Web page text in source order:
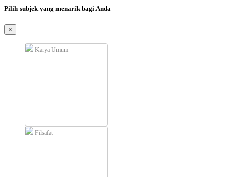
Pilih subjek yang menarik bagi Anda
×
Karya Umum
Filsafat